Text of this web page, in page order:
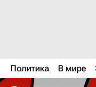
Политика В мире